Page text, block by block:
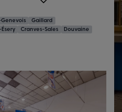
Gaillard
Cranves-Sales
Douvaine